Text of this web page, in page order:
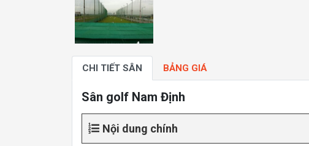
CHI TIẾT SÂN BẢNG GIÁ
Sân golf Nam Định
Nội dung chính